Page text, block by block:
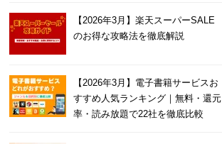
【2026年3月】楽天スーパーSALE
のお得な攻略法を徹底解説
【2026年3月】電子書籍サービスお
すすめ人気ランキング｜無料・還元
率・読み放題で22社を徹底比較